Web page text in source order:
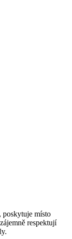
poskytuje místo
respektují